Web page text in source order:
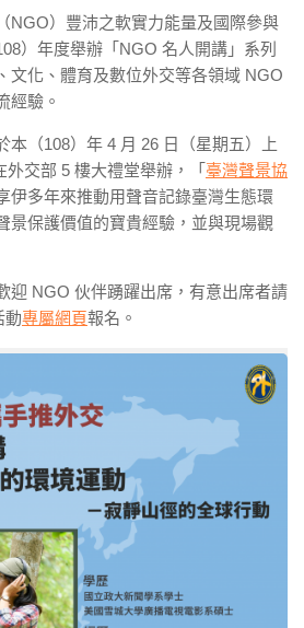
NGO）豐沛之軟實力能量及國際參與
）年度舉辦「NGO 名人開講」系列
文化、體育及數位外交等各領域 NGO
經驗。
本（108）年 4 月 26 日（星期五）上
交部 5 樓大禮堂舉辦，「 臺灣聲景協
伊多年來推動用聲音記錄臺灣生態環
景保護價值的寶貴經驗，並與現場觀
迎 NGO 伙伴踴躍出席，有意出席者請
動專屬網頁報名。